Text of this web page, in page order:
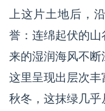
上这片土地后，
誉：连绵起伏的
来的湿润海风不
这里呈现出层次丰
秋冬，这抹绿几